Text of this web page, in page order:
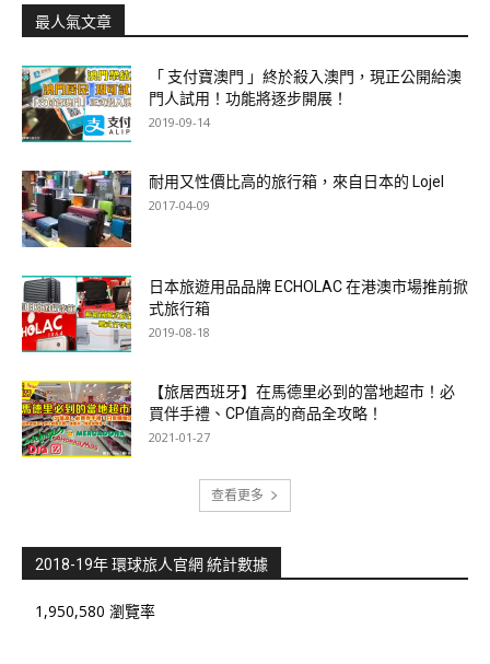
最人氣文章
「 支付寶澳門 」終於殺入澳門，現正公開給澳
門人試用！功能將逐步開展！
2019-09-14
耐用又性價比高的旅行箱，來自日本的 Lojel
2017-04-09
日本旅遊用品品牌 ECHOLAC 在港澳市場推前掀
式旅行箱
2019-08-18
【旅居西班牙】在馬德里必到的當地超市！必
買伴手禮、CP值高的商品全攻略！
2021-01-27
查看更多
2018-19年 環球旅人官網 統計數據
1,950,580 瀏覽率